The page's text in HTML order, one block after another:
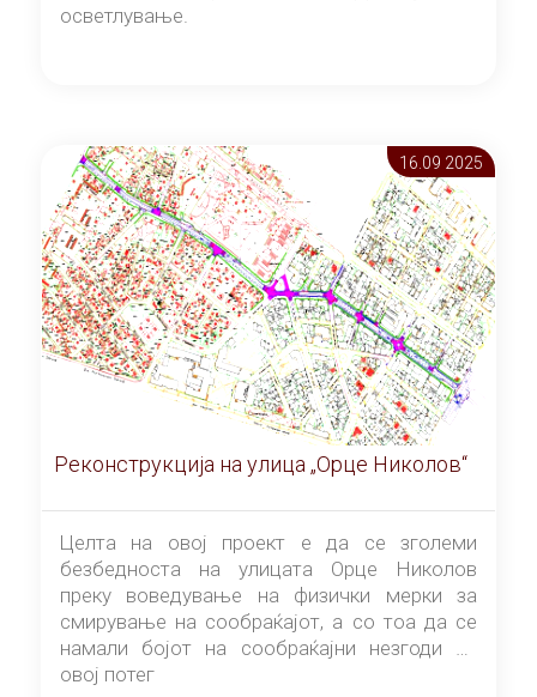
осветлување.
16.09 2025
Реконструкција на улица „Орце Николов“
Целта на овој проект е да се зголеми
безбедноста на улицата Орце Николов
преку воведување на физички мерки за
смирување на сообраќајот, а со тоа да се
намали бојот на сообраќајни незгоди на
овој потег